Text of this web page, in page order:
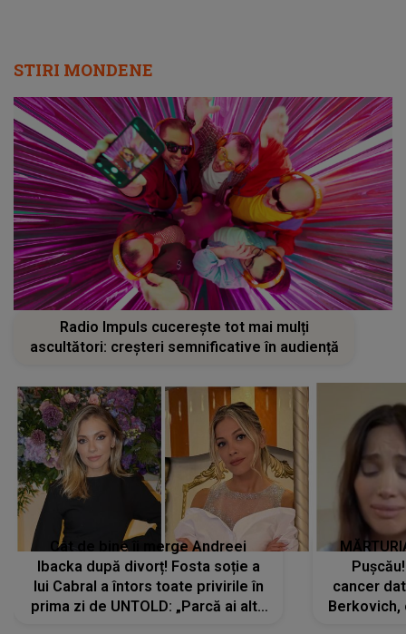
STIRI MONDENE
Radio Impuls cucerește tot mai mulți
ascultători: creșteri semnificative în audiență
Cât de bine îi merge Andreei
Ibacka după divorț! Fosta soție a
lui Cabral a întors toate privirile în
prima zi de UNTOLD: „Parcă ai altă
cancer
Berkovich,